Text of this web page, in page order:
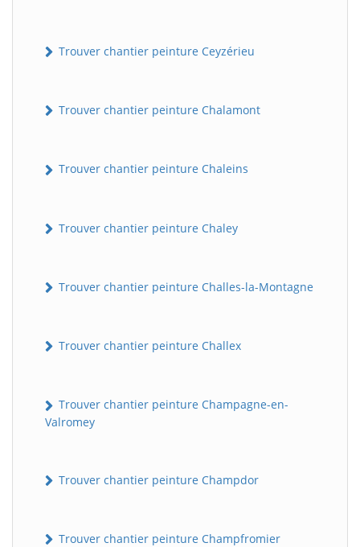
Trouver chantier peinture Ceyzérieu
Trouver chantier peinture Chalamont
Trouver chantier peinture Chaleins
Trouver chantier peinture Chaley
Trouver chantier peinture Challes-la-Montagne
Trouver chantier peinture Challex
Trouver chantier peinture Champagne-en-
Valromey
Trouver chantier peinture Champdor
Trouver chantier peinture Champfromier